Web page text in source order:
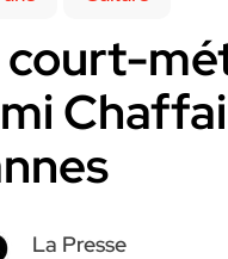
court-
La Presse